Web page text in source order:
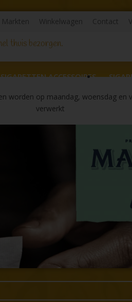
Markten Winkelwagen Contact
thuis bezorgen.
SIGARETTEN ACCESSOIRES
worden op maandag, woensdag en
verwerkt